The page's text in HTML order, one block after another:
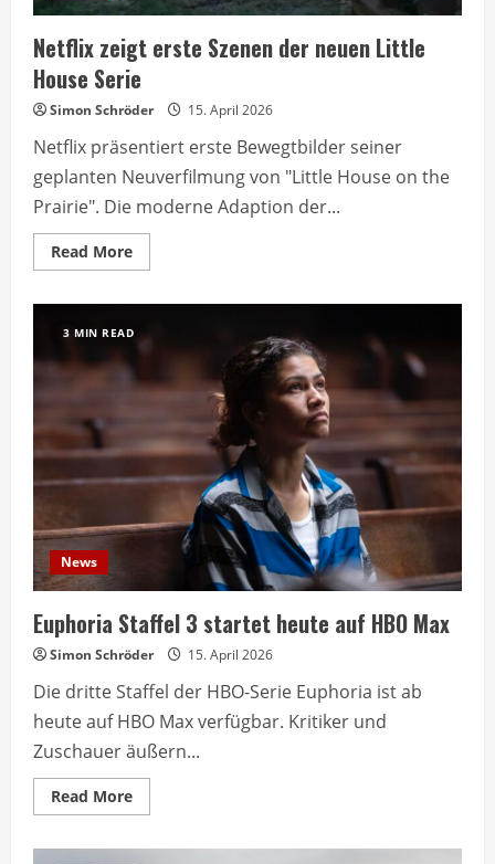
Netflix zeigt erste Szenen der neuen Little
House Serie
Simon Schröder 15. April 2026
Netflix präsentiert erste Bewegtbilder seiner
geplanten Neuverfilmung von "Little House on the
Prairie". Die moderne Adaption der...
Read MoreRead
more
erste
Szenen
neuen
Little
3 MIN READ
News
Euphoria Staffel 3 startet heute auf HBO Max
Simon Schröder 15. April 2026
Die dritte Staffel der HBO-Serie Euphoria ist ab
heute auf HBO Max verfügbar. Kritiker und
Zuschauer äußern...
Read MoreRead
more